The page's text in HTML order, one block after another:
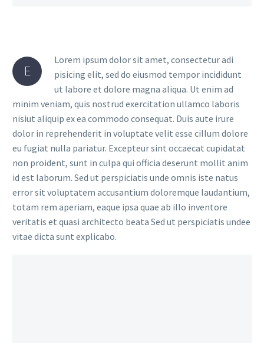
E
Lorem ipsum dolor sit amet, consectetur adi
pisicing elit, sed do eiusmod tempor incididunt
ut labore et dolore magna aliqua. Ut enim ad
minim veniam, quis nostrud exercitation ullamco laboris
nisiut aliquip ex ea commodo consequat. Duis aute irure
dolor in reprehenderit in voluptate velit esse cillum dolore
eu fugiat nulla pariatur. Excepteur sint occaecat cupidatat
non proident, sunt in culpa qui officia deserunt mollit anim
id est laborum. Sed ut perspiciatis unde omnis iste natus
error sit voluptatem accusantium doloremque laudantium,
totam rem aperiam, eaque ipsa quae ab illo inventore
veritatis et quasi architecto beata Sed ut perspiciatis undee
vitae dicta sunt explicabo.